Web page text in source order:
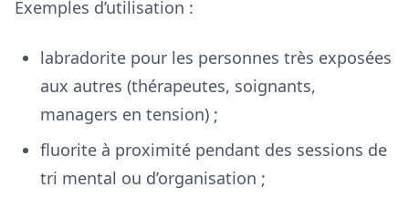
Exemples d’utilisation :
labradorite pour les personnes très exposées
aux autres (thérapeutes, soignants,
managers en tension) ;
fluorite à proximité pendant des sessions de
tri mental ou d’organisation ;